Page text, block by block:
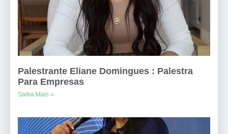
Palestrante Eliane Domingues : Palestra
Para Empresas
Saiba Mais »